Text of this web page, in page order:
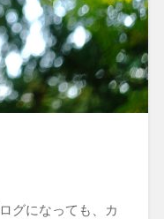
グになっても、カ